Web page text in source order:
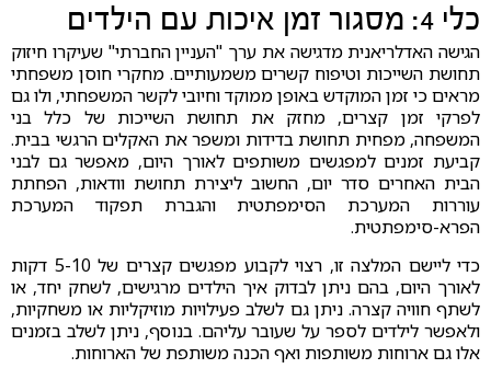
כלי 4: מסגור זמן איכות עם הילדים
הגישה האדלריאנית מדגישה את ערך "העניין החברתי" שעיקרו חיזוק
תחושת השייכות וטיפוח קשרים משמעותיים. מחקרי חוסן משפחתי
מראים כי זמן המוקדש באופן ממוקד וחיובי לקשר המשפחתי, ולו גם
לפרקי זמן קצרים, מחזק את תחושת השייכות של כלל בני
המשפחה, מפחית תחושת בדידות ומשפר את האקלים הרגשי בבית.
קביעת זמנים למפגשים משותפים לאורך היום, מאפשר גם לבני
הבית האחרים סדר יום, החשוב ליצירת תחושת וודאות, הפחתת
עוררות המערכת הסימפתטית והגברת תפקוד המערכת
הפרא-סימפתטית.
כדי ליישם המלצה זו, רצוי לקבוע מפגשים קצרים של 5-10 דקות
לאורך היום, בהם ניתן לבדוק איך הילדים מרגישים, לשחק יחד, או
לשתף חוויה קצרה. ניתן גם לשלב פעילויות מוזיקליות או משחקיות,
ולאפשר לילדים לספר על שעובר עליהם. בנוסף, ניתן לשלב בזמנים
אלו גם ארוחות משותפות ואף הכנה משותפת של הארוחות.